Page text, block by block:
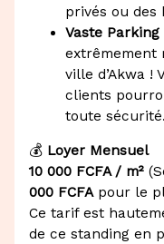
privés ou des
Vaste
extrêmement
ville d’Akwa !
clients
toute sécurité.
💰 Loyer Mensuel
10 000 FCFA / m²
000 FCFApour le
Ce tarif est
de ce standing en